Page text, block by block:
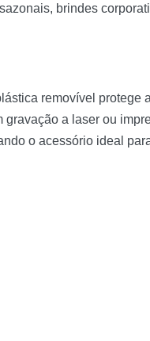
brindes
removível protege
a laser ou
o acessório ideal